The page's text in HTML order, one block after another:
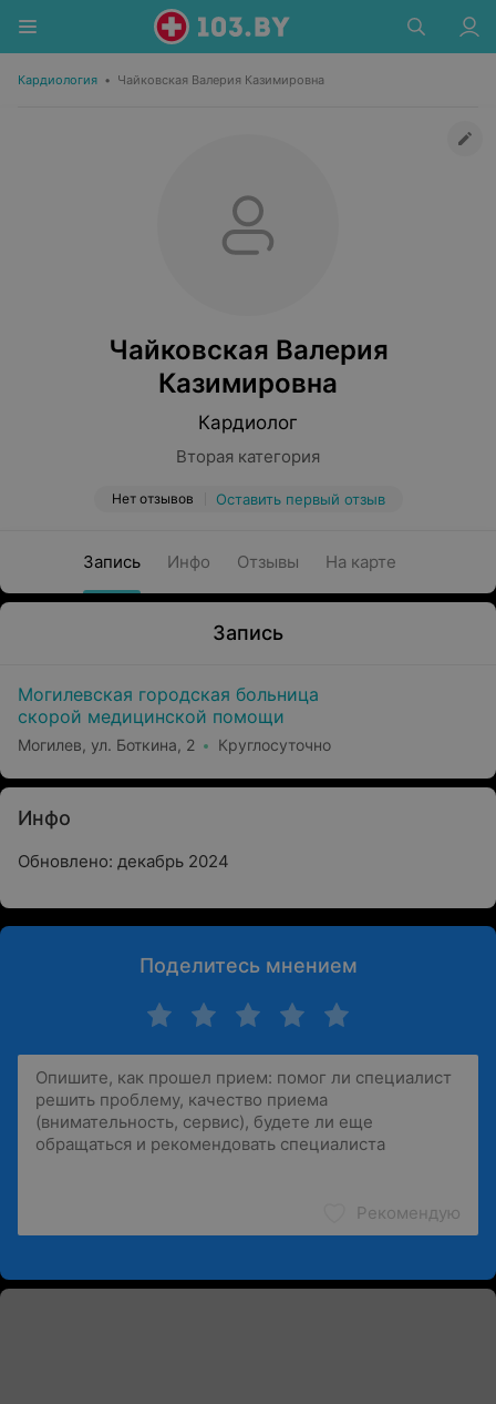
Кардиология • Чайковская Валерия Казимировна
Чайковская Валерия
Казимировна
Кардиолог
Вторая категория
Нет отзывов Оставить первый отзыв
Запись Инфо Отзывы На карте
Запись
Могилевская городская больница
скорой медицинской помощи
Могилев, ул. Боткина, 2 Круглосуточно
Инфо
Обновлено: декабрь 2024
Поделитесь мнением
Рекомендую